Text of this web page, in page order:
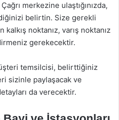
Çağrı merkezine ulaştığınızda,
belirtin. Size gerekli
noktanız, varış noktanız
gerekecektir.
temsilcisi, belirttiğiniz
sizinle paylaşacak ve
da verecektir.